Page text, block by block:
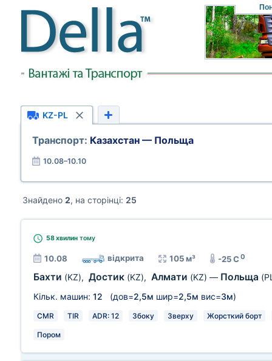
KZ-PL
Транспорт: Казахстан — Польща
10.08–10.10
Знайдено 2, на сторінці: 25
58 хвилин тому
10.08 відкрита 105 м³ -25 C0
Бахти (KZ), Достик (KZ), Алмати (KZ) — Польща
Кільк. машин: 12 (дов=2,5м шир=2,5м вис=3м)
CMR TIR ADR: 12 Збоку Зверху Жорсткий борт
Пором